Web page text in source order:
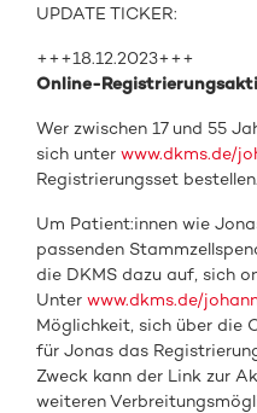
UPDATE TICKER:
+++18.12.2023+++
Online-
Wer zwischen 17 und 55
sich unterwww.dkms.de/
Registrierungsset bestellen.
Um Patient:innen wie
passenden
die DKMS dazu auf, sich
Unterwww.dkms.de/
Möglichkeit, sich über die
für Jonas das
Zweck kann der Link zur
weiteren